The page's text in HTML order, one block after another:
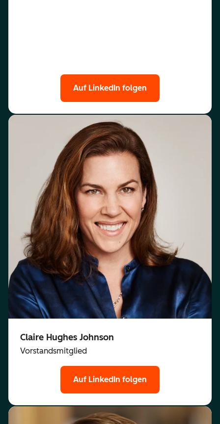
Auf LinkedIn folgen
Claire Hughes Johnson
Vorstandsmitglied
Auf LinkedIn folgen